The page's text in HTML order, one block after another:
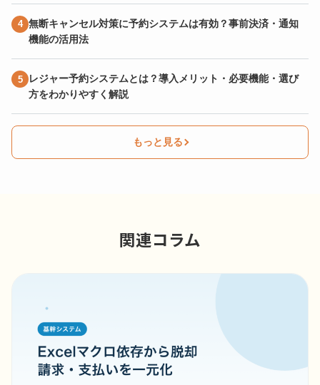
無断キャンセル対策に予約システムは有効？事前決済・通知
機能の活用法
レジャー予約システムとは？導入メリット・必要機能・選び
方をわかりやすく解説
もっと見る
関連コラム